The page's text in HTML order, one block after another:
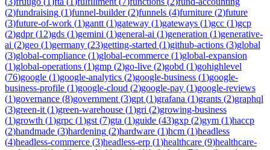
(2)fundraising (1)funnel-builder(2)funnels (4)furniture (2)future
(3)future-of-work (1)gantt (1)gateway (1)gateways (1)gcc (1)gcp
(2)gdpr(12)gds (1)gemini (1)general-ai (1)generation (1)generative-
ai (2)geo (1)germany (23)getting-started (1)github-actions (3)global
(3)global-compliance (1)global-ecommerce (1)global-expansion
(1)global-operations (1)gmp (2)go-live (2)gobd (1)gohighlevel
(76)google (1)google-analytics (2)google-business (1)google-
business-profile (1)google-cloud (2)google-pay (1)google-reviews
(1)governance (8)government (3)gpt (1)grafana (1)grants (2)graphql
(3)green-it (1)green-warehouse (1)gri (2)growing-business
(1)growth (1)grpc (1)gst (7)gta (1)guide (43)gxp (2)gym (1)haccp
(2)handmade (3)hardening (2)hardware (1)hcm (1)headless
(4)headless-commerce (3)headless-erp (1)healthcare (9)healthcare-